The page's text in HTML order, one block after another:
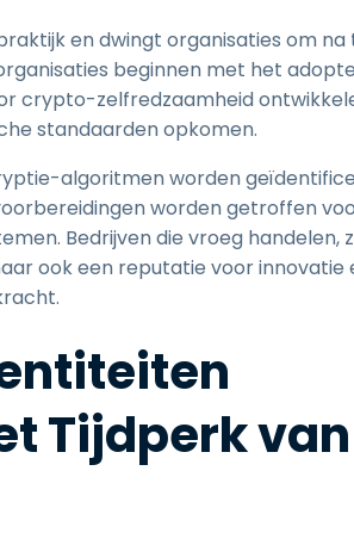
en dwingt organisaties om na
beginnen met het
crypto-zelfredzaamheid
standaarden opkomen.
algoritmen worden
worden getroffen
Bedrijven die vroeg handelen,
ook een reputatie voor innovatie
Tijdperk van